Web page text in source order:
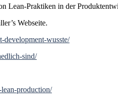
Lean-Praktiken in der
Webseite.
development-wusste/
sind/
production/